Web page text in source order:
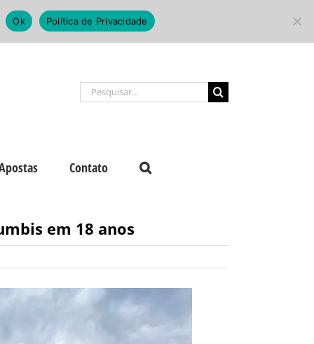
Buscar
resultados
Contato
em 18 anos
Ok Política de Privacidade